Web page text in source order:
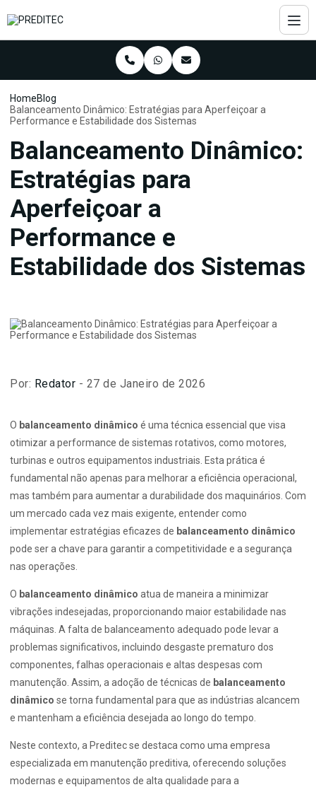
HomeBlog
Balanceamento Dinâmico: Estratégias para Aperfeiçoar a
Performance e Estabilidade dos Sistemas
Balanceamento Dinâmico:
Estratégias para
Aperfeiçoar a
Performance e
Estabilidade dos Sistemas
Por: Redator - 27 de Janeiro de 2026
O balanceamento dinâmico é uma técnica essencial que visa
otimizar a performance de sistemas rotativos, como motores,
turbinas e outros equipamentos industriais. Esta prática é
fundamental não apenas para melhorar a eficiência operacional,
mas também para aumentar a durabilidade dos maquinários. Com
um mercado cada vez mais exigente, entender como
implementar estratégias eficazes de balanceamento dinâmico
pode ser a chave para garantir a competitividade e a segurança
nas operações.
O balanceamento dinâmico atua de maneira a minimizar
vibrações indesejadas, proporcionando maior estabilidade nas
máquinas. A falta de balanceamento adequado pode levar a
problemas significativos, incluindo desgaste prematuro dos
componentes, falhas operacionais e altas despesas com
manutenção. Assim, a adoção de técnicas de balanceamento
dinâmico se torna fundamental para que as indústrias alcancem
e mantenham a eficiência desejada ao longo do tempo.
Neste contexto, a Preditec se destaca como uma empresa
especializada em manutenção preditiva, oferecendo soluções
modernas e equipamentos de alta qualidade para a